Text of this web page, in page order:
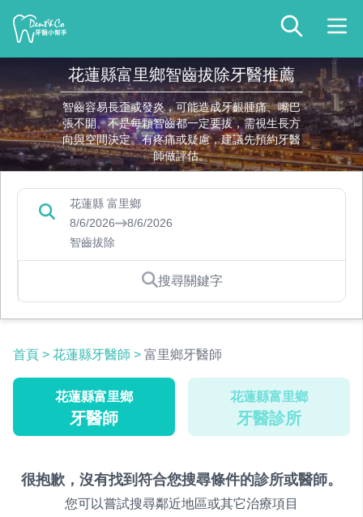
花蓮縣富里鄉智齒拔除牙醫推薦
智齒容易長歪或發炎，可能造成牙齦腫痛、嘴巴
張不開。不是每顆智齒都一定要拔，需視生長方
向與空間決定。有疼痛或疑慮，建議先預約牙醫
師做評估。
花蓮縣 富里鄉
8/6/2026
8/6/2026
智齒拔除
搜尋關鍵字
首頁 > 花蓮縣牙醫師 > 富里鄉牙醫師
花蓮縣富里鄉
牙醫師
花蓮縣富里鄉
牙醫診所
很抱歉，沒有找到符合您搜尋條件的診所或醫師。
您可以嘗試搜尋鄰近地區或其它治療項目